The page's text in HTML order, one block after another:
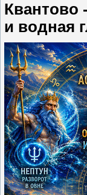
Квантово
и водная